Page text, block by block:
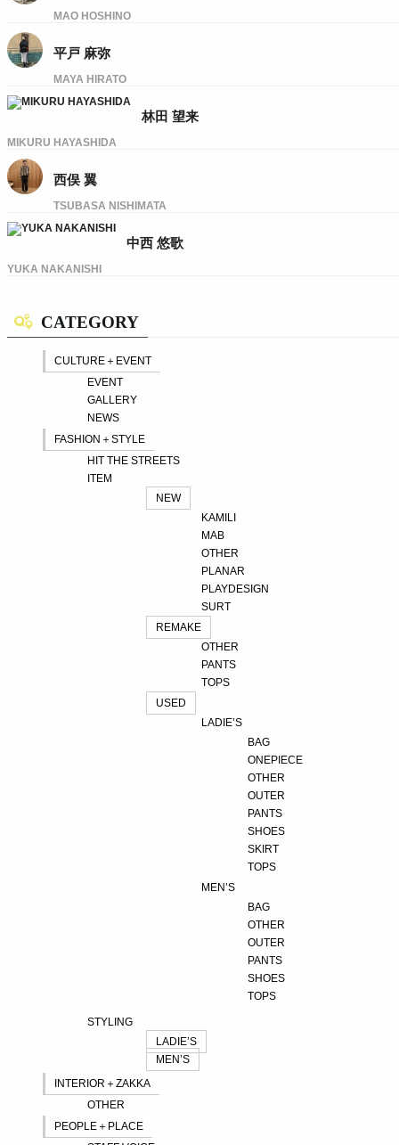
MAO HOSHINO
平戸 麻弥
MAYA HIRATO
林田 望来
MIKURU HAYASHIDA
西俣 翼
TSUBASA NISHIMATA
中西 悠歌
YUKA NAKANISHI
CATEGORY
CULTURE＋EVENT
EVENT
GALLERY
NEWS
FASHION＋STYLE
HIT THE STREETS
ITEM
NEW
KAMILI
MAB
OTHER
PLANAR
PLAYDESIGN
SURT
REMAKE
OTHER
PANTS
TOPS
USED
LADIE’S
BAG
ONEPIECE
OTHER
OUTER
PANTS
SHOES
SKIRT
TOPS
MEN’S
BAG
OTHER
OUTER
PANTS
SHOES
TOPS
STYLING
LADIE’S
MEN’S
INTERIOR＋ZAKKA
OTHER
PEOPLE＋PLACE